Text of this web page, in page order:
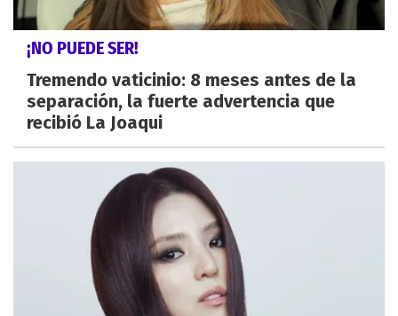
¡NO PUEDE SER!
Tremendo vaticinio: 8 meses antes de la
separación, la fuerte advertencia que
recibió La Joaqui